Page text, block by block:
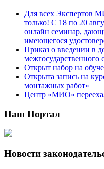
Для всех
только! С 18 по 20
онлайн семинар,
имеющегося
Приказ о введении в
межгосударственного
Открыт набор на
Открыта запись на
монтажных работ»
Центр «МИО»
Наш Портал
Новости